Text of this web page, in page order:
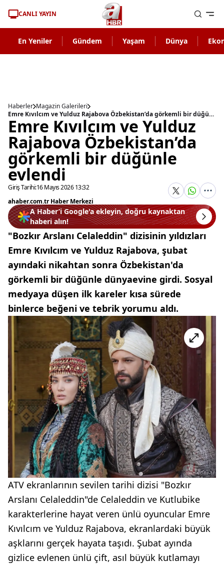
CANLI YAYIN
En Yeniler Gündem Yaşam Dünya
Haberler Magazin Galerileri
Emre Kıvılcım ve Yulduz Rajabova Özbekistan’da görkemli bir düğünle evlendi
Emre Kıvılcım ve Yulduz
Rajabova Özbekistan’da
görkemli bir düğünle
evlendi
Giriş Tarihi:16 Mayıs 2026 13:32
ahaber.com.tr Haber Merkezi
A Haber’i Google'a ekleyin, doğru kaynaktan
haberi alın!
"Bozkır Arslanı Celaleddin" dizisinin yıldızları
Emre Kıvılcım ve Yulduz Rajabova, şubat
ayındaki nikahtan sonra Özbekistan'da
görkemli bir düğünle dünyaevine girdi. Sosyal
medyaya düşen ilk kareler kısa sürede
binlerce beğeni ve tebrik yorumu aldı.
ATV ekranlarının sevilen tarihi dizisi "Bozkır
Arslanı Celaleddin"de Celaleddin ve Kutlubike
karakterlerine hayat veren ünlü oyuncular Emre
Kıvılcım ve Yulduz Rajabova, ekranlardaki büyük
aşklarını gerçek hayata taşıdı. Şubat ayında
gizlice evlenen ünlü çift, asıl büyük kutlamayı